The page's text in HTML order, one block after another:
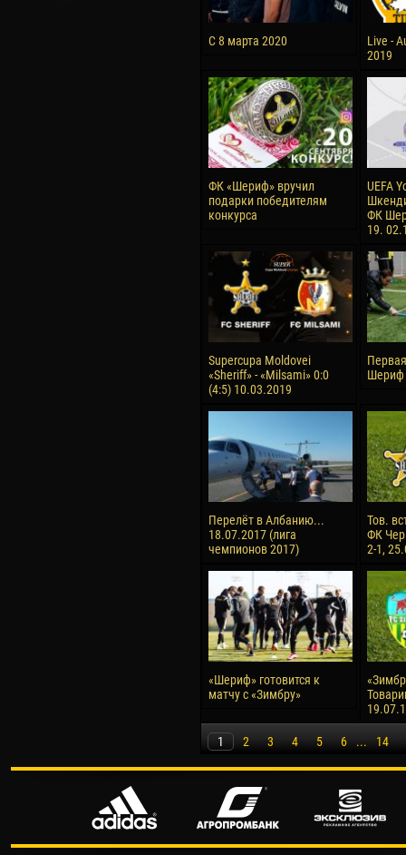
С 8 марта 2020
Live -
2019
ФК «Шериф» вручил
подарки победителям
конкурса
UEFA
ФК
19.
Supercupa Moldovei
«Sheriff» - «Milsami» 0:0
(4:5) 10.03.2019
Шериф
Перелёт в Албанию...
18.07.2017 (лига
чемпионов 2017)
Тов.
ФК
2-1,
«Шериф» готовится к
матчу с «Зимбру»
1 2 3 4 5 6 ... 14